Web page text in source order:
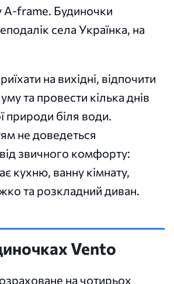
frame. Будиночки
села Українка, на
на вихідні, відпочити
та провести кілька днів
природи біля води.
не доведеться
звичного комфорту:
кухню, ванну кімнату,
та розкладний диван.
Vento
на чотирьох